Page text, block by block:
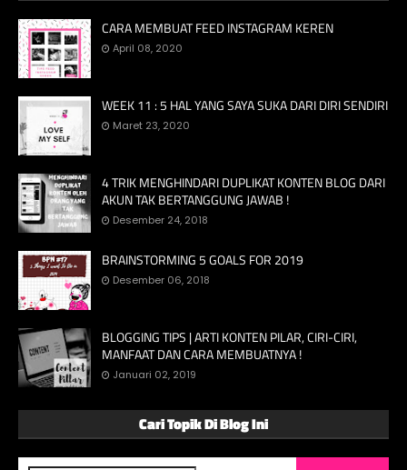
CARA MEMBUAT FEED INSTAGRAM KEREN
April 08, 2020
WEEK 11 : 5 HAL YANG SAYA SUKA DARI DIRI SENDIRI
Maret 23, 2020
4 TRIK MENGHINDARI DUPLIKAT KONTEN BLOG DARI
AKUN TAK BERTANGGUNG JAWAB !
Desember 24, 2018
BRAINSTORMING 5 GOALS FOR 2019
Desember 06, 2018
BLOGGING TIPS | ARTI KONTEN PILAR, CIRI-CIRI,
MANFAAT DAN CARA MEMBUATNYA !
Januari 02, 2019
Cari Topik Di Blog Ini